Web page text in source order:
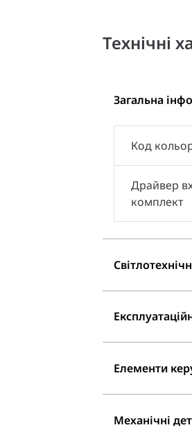
Технічні
Загальна
Код
Драйвер
комплект
Елементи
Механічні